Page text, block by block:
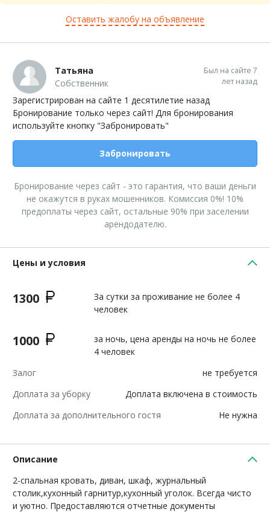
Оставить жалобу на объявление
Татьяна
Собственник
Был на сайте 7
лет назад
Зарегистрирован на сайте 1 десятилетие назад
Бронирование только через сайт! Для бронирования
используйте кнопку "Забронировать"
Забронировать
Бронирование через сайт - это гарантия, что ваши деньги
не окажутся в руках мошенников. Комиссия 0%! 10%
предоплаты через сайт, остальные 90% при заселении
арендодателю.
Цены и условия
1300
За сутки за проживание не более 4
человек
1000
за ночь, цена аренды на ночь не более
4 человек
Залог
не требуется
Доплата за уборку
Доплата включена в стоимость
Доплата за дополнительного гостя
Не нужна
Описание
2-спальная кровать, диван, шкаф, журнальный
столик,кухонный гарнитур,кухонный уголок. Всегда чисто
и уютно. Предоставляются отчетные документы